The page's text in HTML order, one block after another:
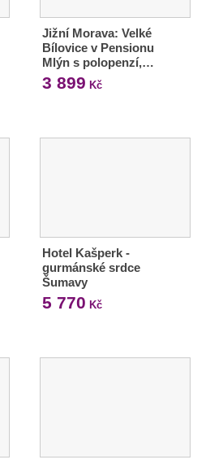
Jižní Morava: Velké
Bílovice v Pensionu
Mlýn s polopenzí,…
3 899 Kč
Hotel Kašperk -
gurmánské srdce
Šumavy
5 770 Kč